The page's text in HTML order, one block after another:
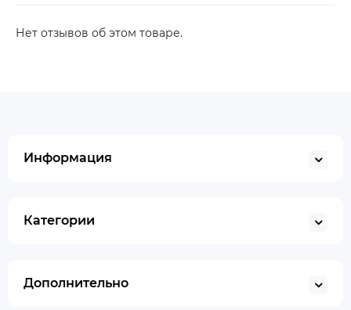
Нет отзывов об этом товаре.
Информация
Категории
Дополнительно